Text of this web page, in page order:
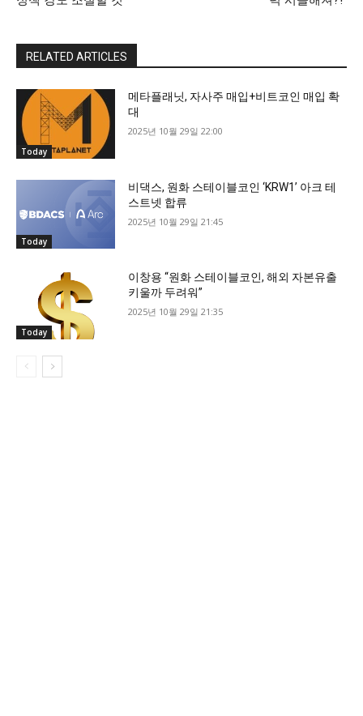
RELATED ARTICLES
Today
메타플래닛, 자사주 매입+비트코인 매입 확
대
2025년 10월 29일 22:00
Today
비댁스, 원화 스테이블코인 ‘KRW1’ 아크 테
스트넷 합류
2025년 10월 29일 21:45
Today
이창용 “원화 스테이블코인, 해외 자본유출
키울까 두려워”
2025년 10월 29일 21:35